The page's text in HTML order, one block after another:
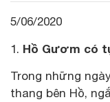
5/06/2020
Hồ Gươm có
Trong những
thang bên Hồ,